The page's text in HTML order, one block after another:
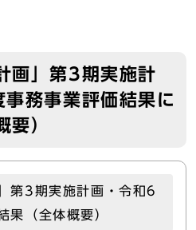
画」第3期実施計
務事業評価結果に
要）
第3期実施計画・令和6
果（全体概要）